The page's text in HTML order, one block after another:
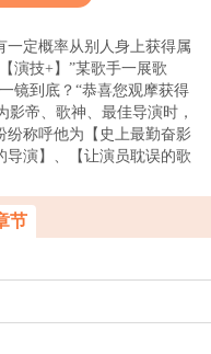
一定概率从别人身上获得属
演技+】”某歌手一展歌
镜到底？“恭喜您观摩获得
影帝、歌神、最佳导演时，
纷称呼他为【史上最勤奋影
导演】、【让演员耽误的歌
节